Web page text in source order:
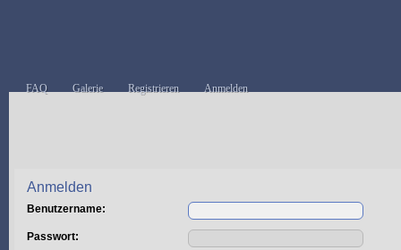
FAQ Galerie Registrieren Anmelden
Anmelden
Benutzername:
Passwort: